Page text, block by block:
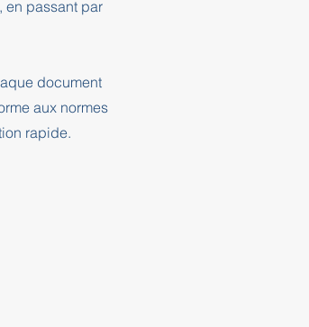
en passant par
document
aux normes
rapide.